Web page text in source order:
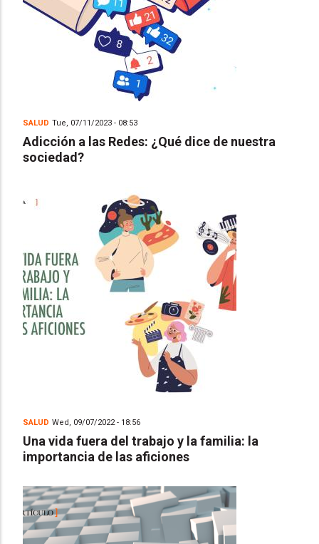
SALUD Tue, 07/11/2023 - 08:53
Adicción a las Redes: ¿Qué dice de nuestra
sociedad?
SALUD Wed, 09/07/2022 - 18:56
Una vida fuera del trabajo y la familia: la
importancia de las aficiones